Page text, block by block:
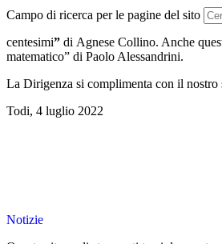
Campo di ricerca per le pagine del sito
centesimi” di Agnese Collino. Anche
matematico” di Paolo Alessandrini.
La Dirigenza si complimenta con il nostro
Todi, 4 luglio 2022
Notizie